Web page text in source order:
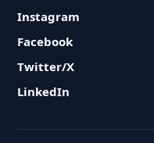
Instagram
Facebook
Twitter/X
LinkedIn